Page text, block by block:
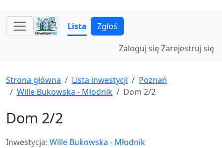
Lista Zgłoś
Zaloguj sięZarejestruj się
Strona główna Lista inwestycji
Poznań
Wille Bukowska - Młodnik
Dom 2/2
Dom 2/2
Inwestycja: Wille Bukowska - Młodnik